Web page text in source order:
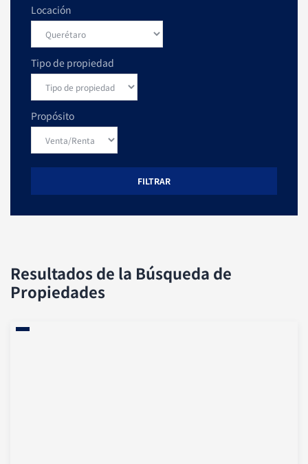
Locación
Tipo de propiedad
Propósito
FILTRAR
Resultados de la Búsqueda de
Propiedades